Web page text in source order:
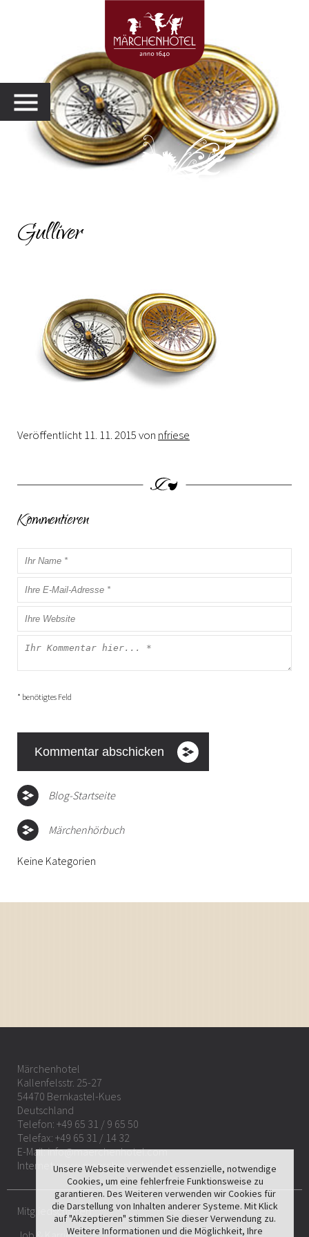
MENU
Gulliver
Veröffentlicht11. 11. 2015von nfriese
Kommentieren
* benötigtes Feld
Blog-Startseite
Märchenhörbuch
Keine Kategorien
Märchenhotel
Kallenfelsstr. 25-27
54470 Bernkastel-Kues
Deutschland
Telefon: +49 65 31 / 9 65 50
Telefax: +49 65 31 / 14 32
E-Mail:info@maerchenhotel.com
Internet:www.maerchenhotel.com
Mitgliedschaften
Unsere Webseite verwendet essenzielle, notwendige
Cookies, um eine fehlerfreie Funktionsweise zu
garantieren. Des Weiteren verwenden wir Cookies für
die Darstellung von Inhalten anderer Systeme. Mit Klick
auf "Akzeptieren" stimmen Sie dieser Verwendung zu.
Weitere Informationen und die Möglichkeit, Ihre